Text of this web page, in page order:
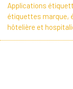
Applications
étiquettes marque,
hôtelière et